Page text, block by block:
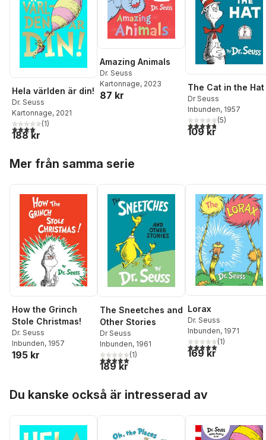
Hela världen är din!
Dr. Seuss
Kartonnage, 2021
4,0utav 5 stjärnor. Totalt antal röster:
(1)
188 kr
Amazing Animals
Dr. Seuss
Kartonnage, 2023
87 kr
The Cat in the Hat
Dr Seuss
Inbunden, 1957
4,8utav 5 stjärnor.
(5)
109 kr
Mer från samma serie
How the Grinch
Stole Christmas!
Dr. Seuss
Inbunden, 1957
195 kr
The Sneetches and
Other Stories
Dr Seuss
Inbunden, 1961
5,0utav 5 stjärnor. Totalt antal röster:
(1)
189 kr
Lorax
Dr. Seuss
Inbunden, 1971
5,0utav 5 stjärnor.
(1)
169 kr
Du kanske också är intresserad av